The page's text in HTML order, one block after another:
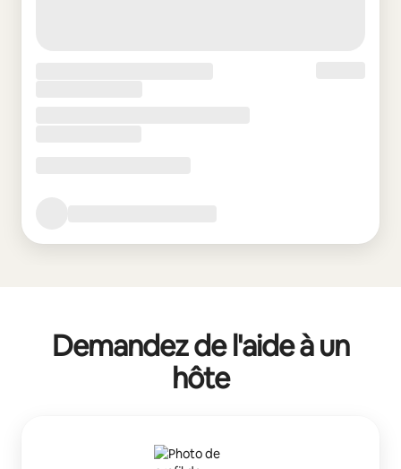
Demandez de l'aide à un
hôte